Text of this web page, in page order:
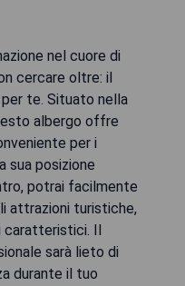
nel cuore di
cercare oltre: il
te. Situato nella
albergo offre
per i
sua posizione
potrai facilmente
attrazioni turistiche,
caratteristici. Il
sarà lieto di
durante il tuo